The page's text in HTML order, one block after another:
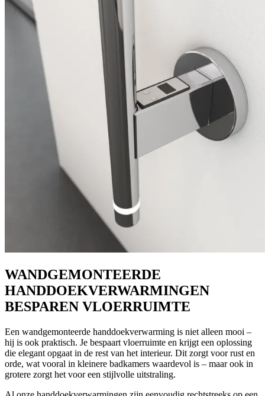
WANDGEMONTEERDE
HANDDOEKVERWARMINGEN
BESPAREN VLOERRUIMTE
Een wandgemonteerde handdoekverwarming is niet alleen mooi –
hij is ook praktisch. Je bespaart vloerruimte en krijgt een oplossing
die elegant opgaat in de rest van het interieur. Dit zorgt voor rust en
orde, wat vooral in kleinere badkamers waardevol is – maar ook in
grotere zorgt het voor een stijlvolle uitstraling.